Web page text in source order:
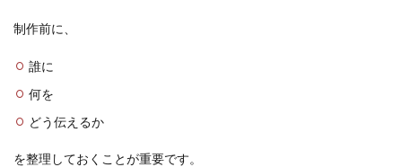
制作前に、
誰に
何を
どう伝えるか
を整理しておくことが重要です。